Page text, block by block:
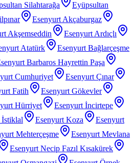
Silahtarağa
Eyüpsultan
Esenyurt Akçaburgaz
Akşemseddin
Esenyurt Ardıçlı
Atatürk
Esenyurt Bağlarçeşme
Barbaros Hayrettin Paşa
Cumhuriyet
Esenyurt Çınar
Fatih
Esenyurt Gökevler
Hürriyet
Esenyurt İncirtepe
İstiklal Esenyurt Koza
Esenyurt
Mehterçeşme
Esenyurt Mevlana
Esenyurt Necip Fazıl Kısakürek